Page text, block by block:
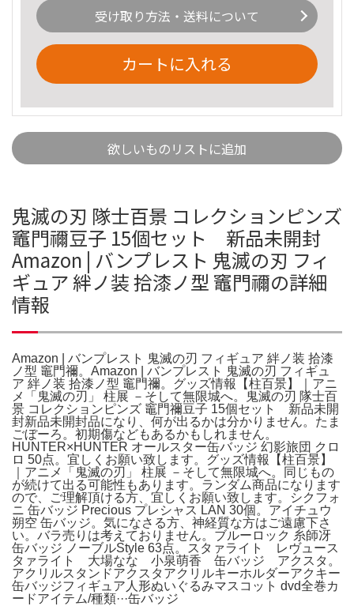
受け取り方法・送料について
カートに入れる
欲しいものリストに追加
鬼滅の刃 隊士百景 コレクションピンズ
竈門禰豆子 15個セット 新品未開封
Amazon | バンプレスト 鬼滅の刃 フィ
ギュア 絆ノ装 拾漆ノ型 竈門禰の詳細
情報
Amazon | バンプレスト 鬼滅の刃 フィギュア 絆ノ装 拾漆
ノ型 竈門禰。Amazon | バンプレスト 鬼滅の刃 フィギュ
ア 絆ノ装 拾漆ノ型 竈門禰。グッズ情報【柱百景】｜アニ
メ「鬼滅の刃」 柱展 －そして無限城へ。鬼滅の刃 隊士百
景 コレクションピンズ 竈門禰豆子 15個セット 新品未開
封新品未開封品になり、何が出るかは分かりません。たま
ごぼーろ。初期傷などもあるかもしれません。
HUNTER×HUNTER オールスター缶バッジ 幻影旅団 クロ
ロ 50点。宜しくお願い致します。グッズ情報【柱百景】
｜アニメ「鬼滅の刃」 柱展 －そして無限城へ。同じもの
が続けて出る可能性もあります。ランダム商品になります
ので、ご理解頂ける方、宜しくお願い致します。シクフォ
ニ 缶バッジ Precious プレシャス LAN 30個。アイチュウ
朔空 缶バッジ。気になさる方、神経質な方はご遠慮下さ
い。バラ売りは考えておりません。ブルーロック 糸師冴
缶バッジ ノーブルStyle 63点。スタァライト レヴュース
タァライト 大場なな 小泉萌香 缶バッジ アクスタ。
アクリルスタンドアクスタアクリルキーホルダーアクキー
缶バッジフィギュア人形ぬいぐるみマスコット dvd全巻カ
ードアイテム/種類···缶バッジ